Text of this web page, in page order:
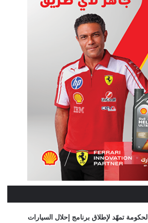
الحكومة تمهّد لإطلاق برنامج إحلال السيارات